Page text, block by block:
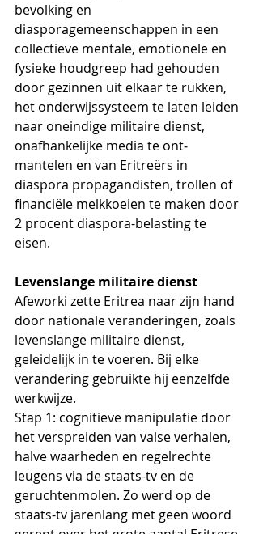
bevolking en
diasporagemeenschappen in een
collectieve mentale, emotionele en
fysieke houdgreep had gehouden
door gezinnen uit elkaar te rukken,
het onderwijssysteem te laten leiden
naar oneindige militaire dienst,
onafhankelijke media te ont­
mantelen en van Eritreërs in
diaspora propagandisten, trollen of
financiële melkkoeien te maken door
2 procent diaspora-belasting te
eisen.
Levenslange militaire dienst
Afeworki zette Eritrea naar zijn hand
door nationale veranderingen, zoals
levenslange militaire dienst,
geleidelijk in te voeren. Bij elke
verandering gebruikte hij eenzelfde
werkwijze.
Stap 1: cognitieve manipulatie door
het verspreiden van valse verhalen,
halve waarheden en regelrechte
leugens via de staats-tv en de
geruchtenmolen. Zo werd op de
staats-tv jarenlang met geen woord